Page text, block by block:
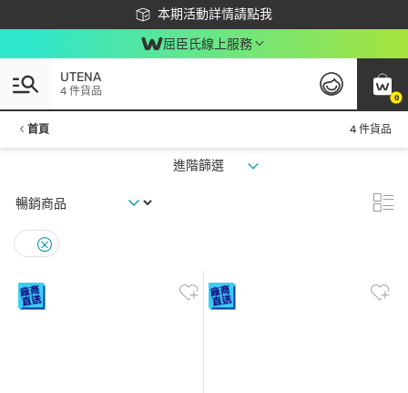
本期活動詳情請點我
下載app最高回饋$350
屈臣氏線上服務
0
UTENA
4 件貨品
首頁 4 件貨品
進階篩選